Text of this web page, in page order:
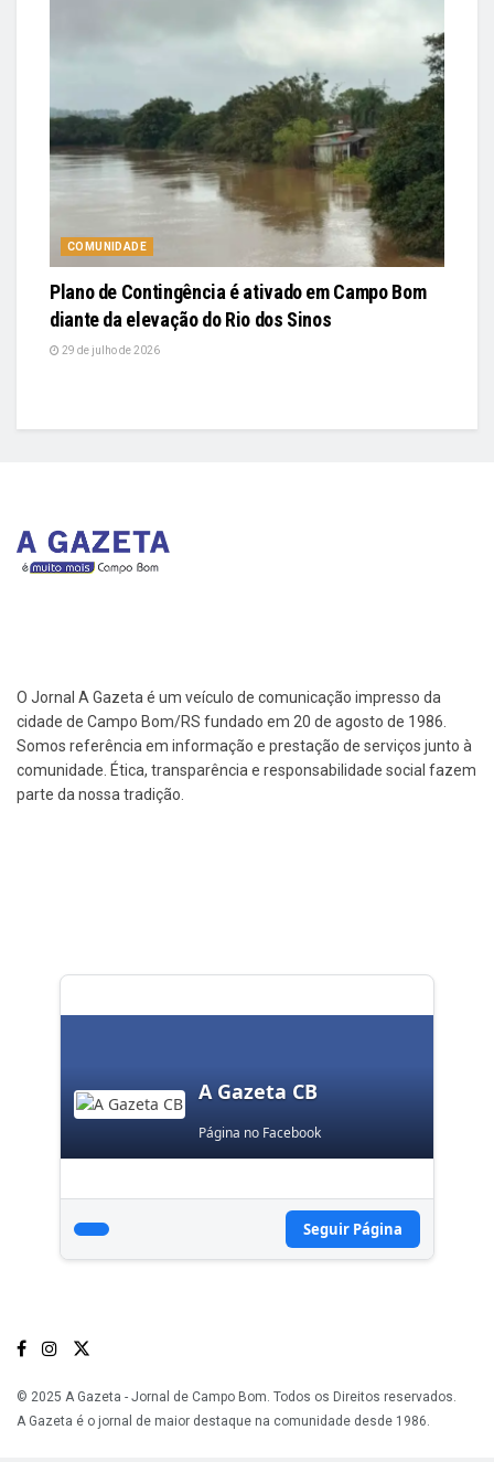
COMUNIDADE
Plano de Contingência é ativado em Campo Bom
diante da elevação do Rio dos Sinos
29 de julho de 2026
O Jornal A Gazeta é um veículo de comunicação impresso da
cidade de Campo Bom/RS fundado em 20 de agosto de 1986.
Somos referência em informação e prestação de serviços junto à
comunidade. Ética, transparência e responsabilidade social fazem
parte da nossa tradição.
A Gazeta CB
Página no Facebook
Seguir Página
© 2025 A Gazeta - Jornal de Campo Bom. Todos os Direitos reservados.
A Gazeta é o jornal de maior destaque na comunidade desde 1986.